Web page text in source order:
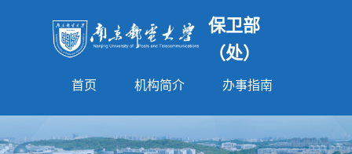
保卫部
（处）
首页 机构简介 办事指南